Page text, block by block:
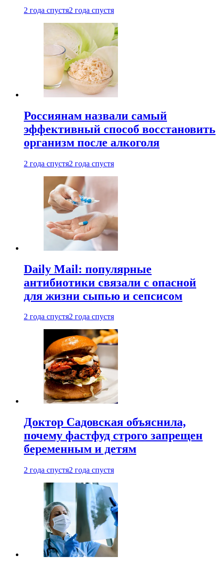
2 года спустя2 года спустя
Россиянам назвали самый
эффективный способ восстановить
организм после алкоголя
2 года спустя2 года спустя
Daily Mail: популярные
антибиотики связали с опасной
для жизни сыпью и сепсисом
2 года спустя2 года спустя
Доктор Садовская объяснила,
почему фастфуд строго запрещен
беременным и детям
2 года спустя2 года спустя